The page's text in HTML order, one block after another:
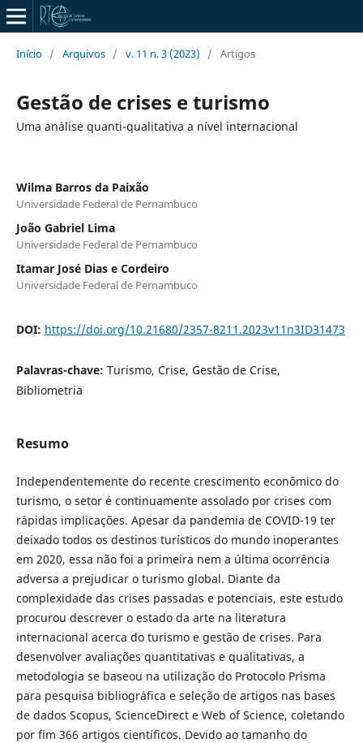
Início / Arquivos / v. 11 n. 3 (2023) / Artigos
Gestão de crises e turismo
Uma análise quanti-qualitativa a nível internacional
Wilma Barros da Paixão
Universidade Federal de Pernambuco
João Gabriel Lima
Universidade Federal de Pernambuco
Itamar José Dias e Cordeiro
Universidade Federal de Pernambuco
DOI: https://doi.org/10.21680/2357-8211.2023v11n3ID31473
Palavras-chave: Turismo, Crise, Gestão de Crise,
Bibliometria
Resumo
Independentemente do recente crescimento econômico do
turismo, o setor é continuamente assolado por crises com
rápidas implicações. Apesar da pandemia de COVID-19 ter
deixado todos os destinos turísticos do mundo inoperantes
em 2020, essa não foi a primeira nem a última ocorrência
adversa a prejudicar o turismo global. Diante da
complexidade das crises passadas e potenciais, este estudo
procurou descrever o estado da arte na literatura
internacional acerca do turismo e gestão de crises. Para
desenvolver avaliações quantitativas e qualitativas, a
metodologia se baseou na utilização do Protocolo Prisma
para pesquisa bibliográfica e seleção de artigos nas bases
de dados Scopus, ScienceDirect e Web of Science, coletando
por fim 366 artigos científicos. Devido ao tamanho do